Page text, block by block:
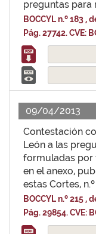
preguntas para
BOCCYL n.º 183
Pág. 27742. CVE:
09/04/2013
Contestación
León a las
formuladas por
en el anexo,
estas Cortes,
BOCCYL n.º 215
Pág. 29854. CVE: